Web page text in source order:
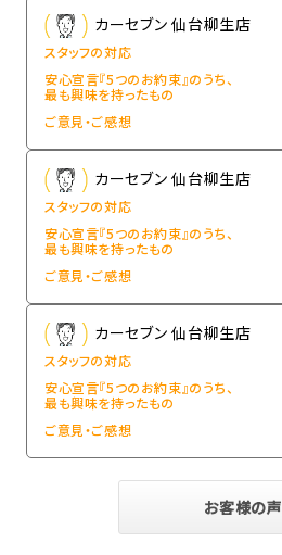
カーセブン 仙台柳生店
スタッフの対応
安心宣言『5つのお約束』のうち、
最も興味を持ったもの
ご意見・ご感想
カーセブン 仙台柳生店
スタッフの対応
安心宣言『5つのお約束』のうち、
最も興味を持ったもの
ご意見・ご感想
カーセブン 仙台柳生店
スタッフの対応
安心宣言『5つのお約束』のうち、
最も興味を持ったもの
ご意見・ご感想
お客様の声